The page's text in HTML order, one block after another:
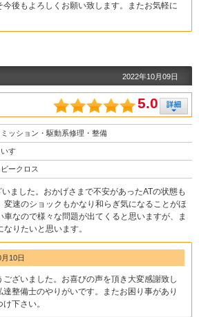
後もよろしくお願い致します。またお気軽に
2022年10月09日
5.0
ミッション・駆動系修理・整備
いすゞ
ビークロス
ました。おかげさまで不安があったATの状態も
変速のショックもかなり和らぎ気になることがほ
車なので様々な問題が出てくると思いますが、ま
りたいと思います。
10日
ざいました。お喜びの声を頂き大変感謝致し
整備士のやりがいです。またお困り事があり
下さい。